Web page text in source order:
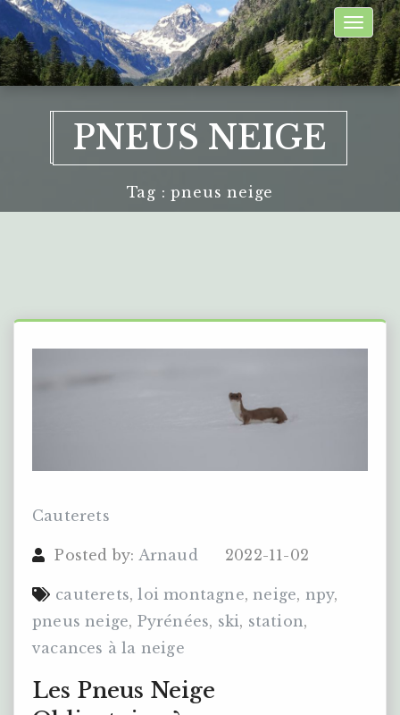
Toggle
PNEUS NEIGE
Tag : pneus neige
Cauterets
Posted by: Arnaud 2022-11-02
cauterets,loi montagne, neige, npy,
pneus neige, Pyrénées, ski, station,
vacances à la neige
Les Pneus Neige